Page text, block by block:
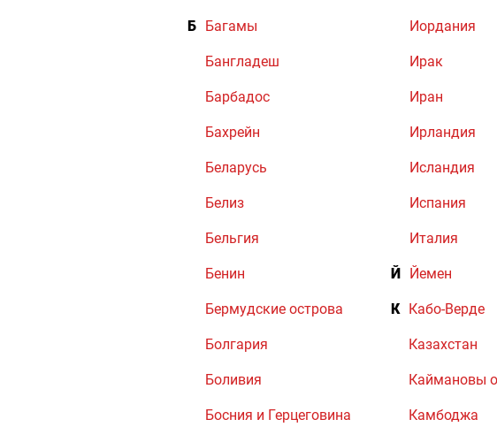
Б Багамы
Бангладеш
Барбадос
Бахрейн
Беларусь
Белиз
Бельгия
Бенин
Бермудские острова
Болгария
Боливия
Босния и Герцеговина
Иордания
Ирак
Иран
Ирландия
Исландия
Испания
Италия
Й Йемен
К Кабо-Верде
Казахстан
Каймановы
Камбоджа